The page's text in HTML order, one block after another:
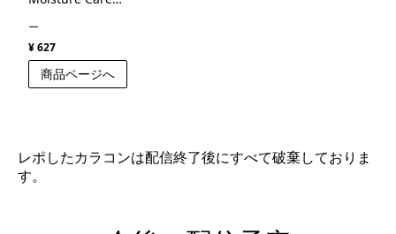
ー
¥ 627
商品ページへ
レポしたカラコンは配信終了後にすべて破棄しておりま
す。